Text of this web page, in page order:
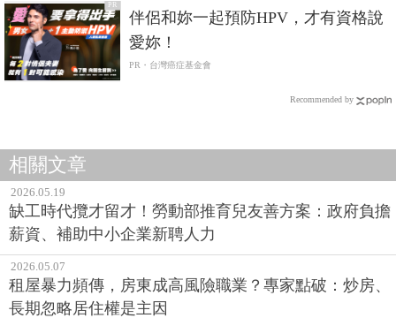
PR
伴侶和妳一起預防HPV，才有資格說
愛妳！
PR・台灣癌症基金會
Recommended by
相關文章
2026.05.19
缺工時代攬才留才！勞動部推育兒友善方案：政府負擔
薪資、補助中小企業新聘人力
2026.05.07
租屋暴力頻傳，房東成高風險職業？專家點破：炒房、
長期忽略居住權是主因